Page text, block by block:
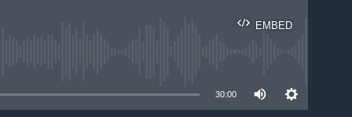
EMBED
30:00